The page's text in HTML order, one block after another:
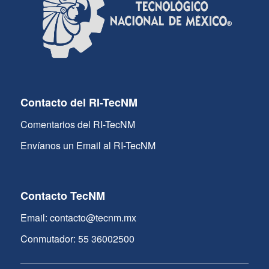
Contacto del RI-TecNM
Comentarios del RI-TecNM
Envíanos un Email al RI-TecNM
Contacto TecNM
Email: contacto@tecnm.mx
Conmutador: 55 36002500